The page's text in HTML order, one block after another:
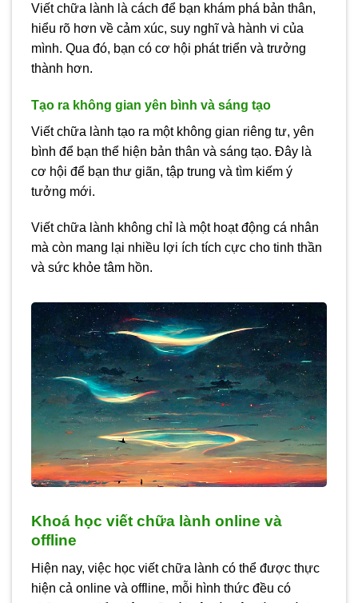
Viết chữa lành là cách để bạn khám phá bản thân,
hiểu rõ hơn về cảm xúc, suy nghĩ và hành vi của
mình. Qua đó, bạn có cơ hội phát triển và trưởng
thành hơn.
Tạo ra không gian yên bình và sáng tạo
Viết chữa lành tạo ra một không gian riêng tư, yên
bình để bạn thể hiện bản thân và sáng tạo. Đây là
cơ hội để bạn thư giãn, tập trung và tìm kiếm ý
tưởng mới.
Viết chữa lành không chỉ là một hoạt động cá nhân
mà còn mang lại nhiều lợi ích tích cực cho tinh thần
và sức khỏe tâm hồn.
Khoá học viết chữa lành online và
offline
Hiện nay, việc học viết chữa lành có thể được thực
hiện cả online và offline, mỗi hình thức đều có